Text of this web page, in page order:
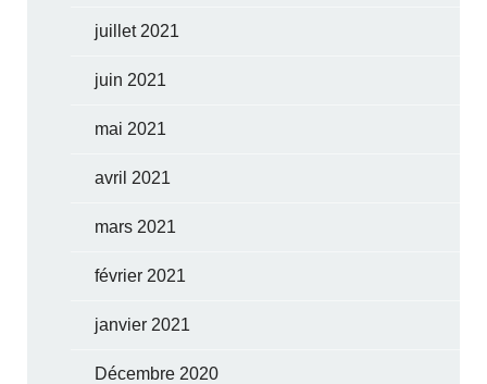
juillet 2021
juin 2021
mai 2021
avril 2021
mars 2021
février 2021
janvier 2021
Décembre 2020